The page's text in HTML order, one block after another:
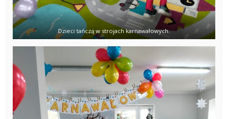
Dzieci tańczą w strojach karnawałowych.